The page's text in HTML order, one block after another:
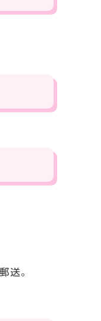
送。